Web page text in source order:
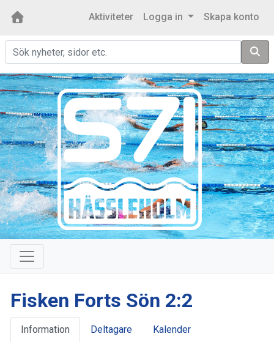
Aktiviteter Logga in Skapa konto
Sök
Fisken Forts Sön 2:2
Information Deltagare Kalender